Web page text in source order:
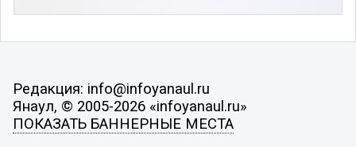
Редакция: info@infoyanaul.ru
Янаул, © 2005-2026 «infoyanaul.ru»
ПОКАЗАТЬ БАННЕРНЫЕ МЕСТА